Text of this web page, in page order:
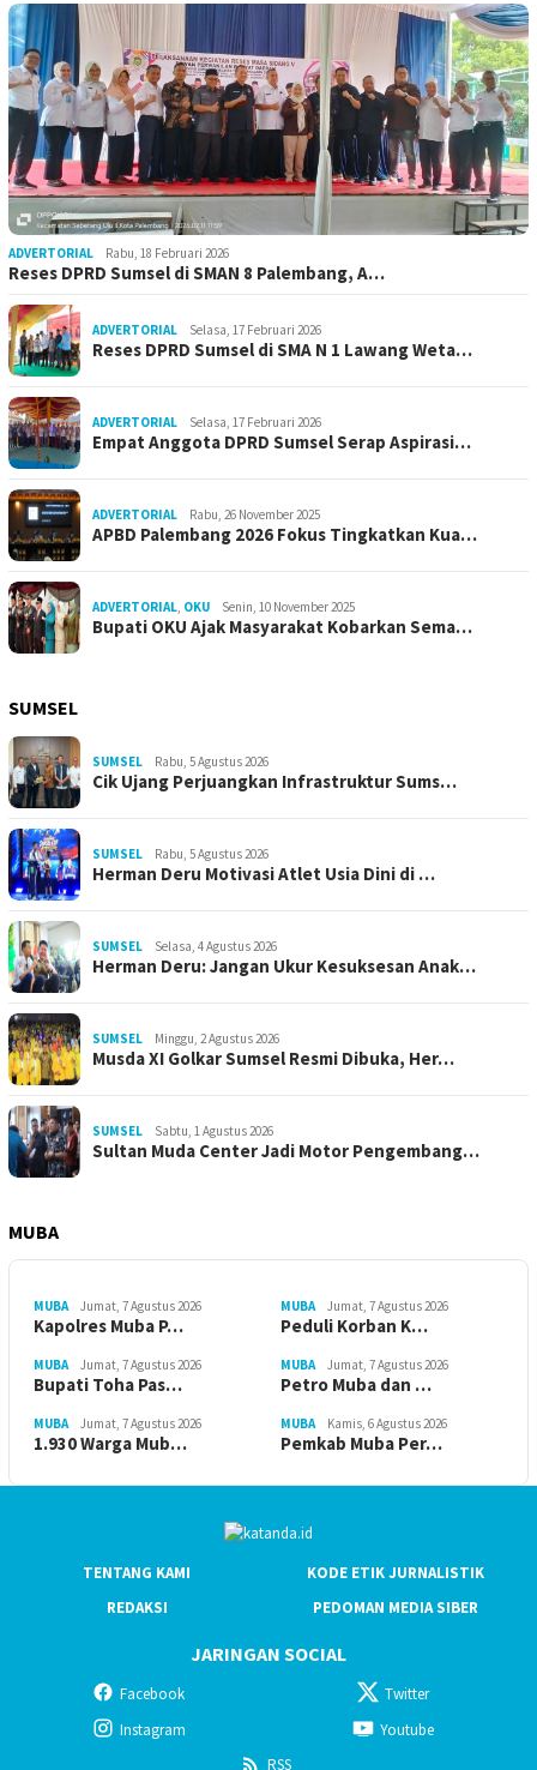
ADVERTORIAL Rabu, 18 Februari 2026
Reses DPRD Sumsel di SMAN 8 Palembang, A…
ADVERTORIAL Selasa, 17 Februari 2026
Reses DPRD Sumsel di SMA N 1 Lawang Weta…
ADVERTORIAL Selasa, 17 Februari 2026
Empat Anggota DPRD Sumsel Serap Aspirasi…
ADVERTORIAL Rabu, 26 November 2025
APBD Palembang 2026 Fokus Tingkatkan Kua…
ADVERTORIAL, OKU Senin, 10 November 2025
Bupati OKU Ajak Masyarakat Kobarkan Sema…
SUMSEL
SUMSEL Rabu, 5 Agustus 2026
Cik Ujang Perjuangkan Infrastruktur Sums…
SUMSEL Rabu, 5 Agustus 2026
Herman Deru Motivasi Atlet Usia Dini di …
SUMSEL Selasa, 4 Agustus 2026
Herman Deru: Jangan Ukur Kesuksesan Anak…
SUMSEL Minggu, 2 Agustus 2026
Musda XI Golkar Sumsel Resmi Dibuka, Her…
SUMSEL Sabtu, 1 Agustus 2026
Sultan Muda Center Jadi Motor Pengembang…
MUBA
MUBA Jumat, 7 Agustus 2026
Kapolres Muba P…
MUBA Jumat, 7 Agustus 2026
Peduli Korban K…
MUBA Jumat, 7 Agustus 2026
Bupati Toha Pas…
MUBA Jumat, 7 Agustus 2026
Petro Muba dan …
MUBA Jumat, 7 Agustus 2026
1.930 Warga Mub…
MUBA Kamis, 6 Agustus 2026
Pemkab Muba Per…
TENTANG KAMI
KODE ETIK JURNALISTIK
REDAKSI
PEDOMAN MEDIA SIBER
JARINGAN SOCIAL
Facebook
Twitter
Instagram
Youtube
RSS